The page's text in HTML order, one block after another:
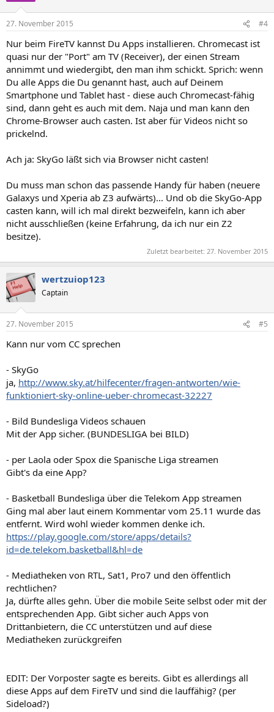
27. November 2015 #4
Nur beim FireTV kannst Du Apps installieren. Chromecast ist
quasi nur der "Port" am TV (Receiver), der einen Stream
annimmt und wiedergibt, den man ihm schickt. Sprich: wenn
Du alle Apps die Du genannt hast, auch auf Deinem
Smartphone und Tablet hast - diese auch Chromecast-fähig
sind, dann geht es auch mit dem. Naja und man kann den
Chrome-Browser auch casten. Ist aber für Videos nicht so
prickelnd.
Ach ja: SkyGo läßt sich via Browser nicht casten!
Du muss man schon das passende Handy für haben (neuere
Galaxys und Xperia ab Z3 aufwärts)... Und ob die SkyGo-App
casten kann, will ich mal direkt bezweifeln, kann ich aber
nicht ausschließen (keine Erfahrung, da ich nur ein Z2
besitze).
Zuletzt bearbeitet: 27. November 2015
wertzuiop123
Captain
27. November 2015 #5
Kann nur vom CC sprechen
- SkyGo
ja, http://www.sky.at/hilfecenter/fragen-antworten/wie-
funktioniert-sky-online-ueber-chromecast-32227
- Bild Bundesliga Videos schauen
Mit der App sicher. (BUNDESLIGA bei BILD)
- per Laola oder Spox die Spanische Liga streamen
Gibt's da eine App?
- Basketball Bundesliga über die Telekom App streamen
Ging mal aber laut einem Kommentar vom 25.11 wurde das
entfernt. Wird wohl wieder kommen denke ich.
https://play.google.com/store/apps/details?
id=de.telekom.basketball&hl=de
- Mediatheken von RTL, Sat1, Pro7 und den öffentlich
rechtlichen?
Ja, dürfte alles gehn. Über die mobile Seite selbst oder mit der
entsprechenden App. Gibt sicher auch Apps von
Drittanbietern, die CC unterstützen und auf diese
Mediatheken zurückgreifen
EDIT: Der Vorposter sagte es bereits. Gibt es allerdings all
diese Apps auf dem FireTV und sind die lauffähig? (per
Sideload?)